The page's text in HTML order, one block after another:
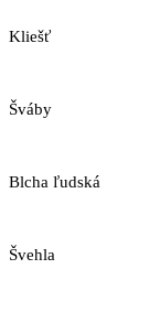
Kliešť
Šváby
Blcha ľudská
Švehla